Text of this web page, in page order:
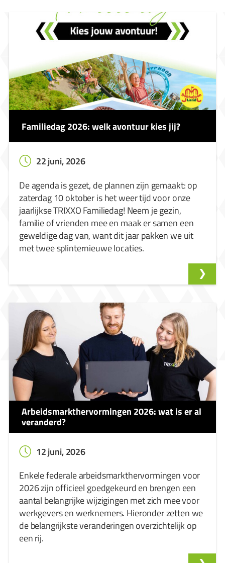
Familiedag 2026: welk avontuur kies jij?
22 juni, 2026
De agenda is gezet, de plannen zijn gemaakt: op
zaterdag 10 oktober is het weer tijd voor onze
jaarlijkse TRIXXO Familiedag! Neem je gezin,
familie of vrienden mee en maak er samen een
geweldige dag van, want dit jaar pakken we uit
met twee splinternieuwe locaties.
Arbeidsmarkthervormingen 2026: wat is er al
veranderd?
12 juni, 2026
Enkele federale arbeidsmarkthervormingen voor
2026 zijn officieel goedgekeurd en brengen een
aantal belangrijke wijzigingen met zich mee voor
werkgevers en werknemers. Hieronder zetten we
de belangrijkste veranderingen overzichtelijk op
een rij.